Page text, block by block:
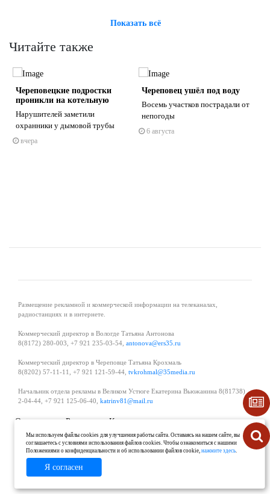
Показать всё
Читайте также
Череповецкие подростки
проникли на котельную
Нарушителей заметили
охранники у дымовой трубы
вчера
Череповец ушёл под воду
Восемь участков пострадали от
непогоды
6 августа
Размещение рекламной и коммерческой информации на телеканалах,
радиостанциях и в интернете.
Коммерческий директор в Вологде Татьяна Антонова
8(8172) 280-003, +7 921 235-03-54, antonova@ers35.ru
Коммерческий директор в Череповце Татьяна Крохмаль
8(8202) 57-11-11, +7 921 121-59-44, tvkrohmal@35media.ru
Начальник отдела рекламы в Великом Устюге Екатерина Вьюжанина 8(81738)
2-04-44, +7 921 125-06-40, katrinv81@mail.ru
О проекте Реклама
Контакты
Политика в области обработки и защиты персональных данных
Мы используем файлы cookies для улучшения работы сайта. Оставаясь на нашем сайте, вы
соглашаетесь с условиями использования файлов cookies. Чтобы ознакомиться с нашими
Положениями о конфиденциальности и об использовании файлов cookie,нажмите здесь.
Я согласен